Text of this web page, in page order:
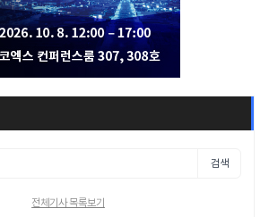
검색
전체기사 목록보기